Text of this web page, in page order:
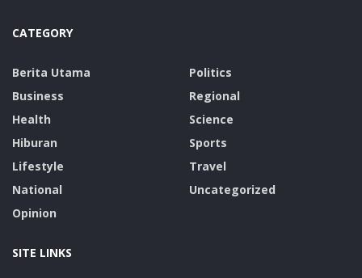
CATEGORY
Berita Utama
Business
Health
Hiburan
Lifestyle
National
Opinion
Politics
Regional
Science
Sports
Travel
Uncategorized
SITE LINKS